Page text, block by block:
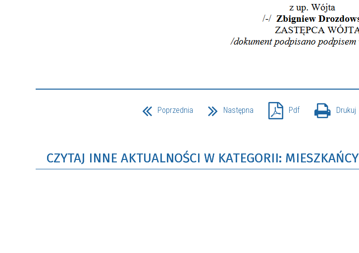
Poprzednia Następna Pdf Drukuj
CZYTAJ INNE AKTUALNOŚCI W KATEGORII: MIESZKAŃCY